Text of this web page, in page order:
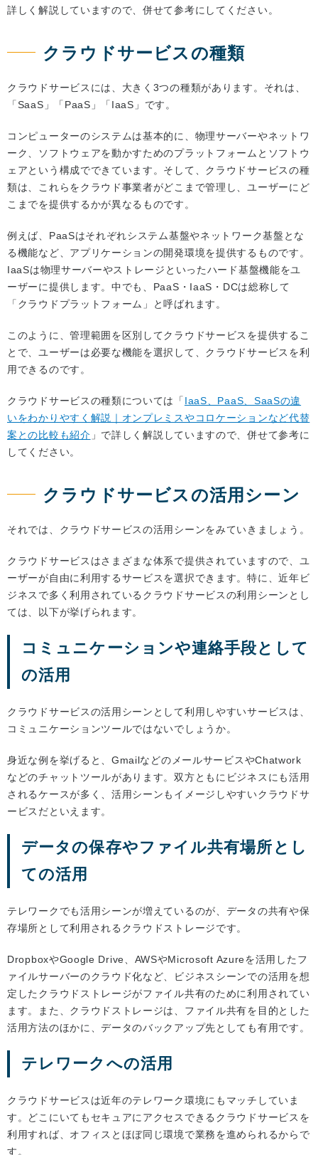
詳しく解説していますので、併せて参考にしてください。
クラウドサービスの種類
クラウドサービスには、大きく3つの種類があります。それは、
「SaaS」「PaaS」「IaaS」です。
コンピューターのシステムは基本的に、物理サーバーやネットワ
ーク、ソフトウェアを動かすためのプラットフォームとソフトウ
ェアという構成でできています。そして、クラウドサービスの種
類は、これらをクラウド事業者がどこまで管理し、ユーザーにど
こまでを提供するかが異なるものです。
例えば、PaaSはそれぞれシステム基盤やネットワーク基盤とな
る機能など、アプリケーションの開発環境を提供するものです。
IaaSは物理サーバーやストレージといったハード基盤機能をユ
ーザーに提供します。中でも、PaaS・IaaS・DCは総称して
「クラウドプラットフォーム」と呼ばれます。
このように、管理範囲を区別してクラウドサービスを提供するこ
とで、ユーザーは必要な機能を選択して、クラウドサービスを利
用できるのです。
クラウドサービスの種類については「 IaaS、PaaS、SaaSの違
いをわかりやすく解説｜オンプレミスやコロケーションなど代替
案との比較も紹介 」で詳しく解説していますので、併せて参考に
してください。
クラウドサービスの活用シーン
それでは、クラウドサービスの活用シーンをみていきましょう。
クラウドサービスはさまざまな体系で提供されていますので、ユ
ーザーが自由に利用するサービスを選択できます。特に、近年ビ
ジネスで多く利用されているクラウドサービスの利用シーンとし
ては、以下が挙げられます。
コミュニケーションや連絡手段として
の活用
クラウドサービスの活用シーンとして利用しやすいサービスは、
コミュニケーションツールではないでしょうか。
身近な例を挙げると、GmailなどのメールサービスやChatwork
などのチャットツールがあります。双方ともにビジネスにも活用
されるケースが多く、活用シーンもイメージしやすいクラウドサ
ービスだといえます。
データの保存やファイル共有場所とし
ての活用
テレワークでも活用シーンが増えているのが、データの共有や保
存場所として利用されるクラウドストレージです。
DropboxやGoogle Drive、AWSやMicrosoft Azureを活用したフ
ァイルサーバーのクラウド化など、ビジネスシーンでの活用を想
定したクラウドストレージがファイル共有のために利用されてい
ます。また、クラウドストレージは、ファイル共有を目的とした
活用方法のほかに、データのバックアップ先としても有用です。
テレワークへの活用
クラウドサービスは近年のテレワーク環境にもマッチしていま
す。どこにいてもセキュアにアクセスできるクラウドサービスを
利用すれば、オフィスとほぼ同じ環境で業務を進められるからで
す。